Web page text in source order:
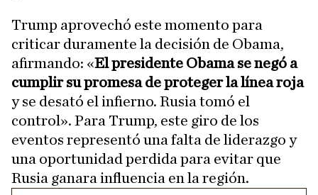
Trump aprovechó este momento para
criticar duramente la decisión de Obama,
afirmando: «El presidente Obama se negó a
cumplir su promesa de proteger la línea roja
y se desató el infierno. Rusia tomó el
control». Para Trump, este giro de los
eventos representó una falta de liderazgo y
una oportunidad perdida para evitar que
Rusia ganara influencia en la región.